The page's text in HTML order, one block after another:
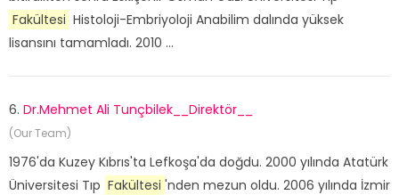
Fakültesi Histoloji-Embriyoloji Anabilim dalında yüksek
lisansını tamamladı. 2010 ...
6. Dr.Mehmet Ali Tunçbilek__Direktör__
(Our Team)
1976'da Kuzey Kıbrıs'ta Lefkoşa'da doğdu. 2000 yılında Atatürk
Üniversitesi Tıp Fakültesi 'nden mezun oldu. 2006 yılında İzmir